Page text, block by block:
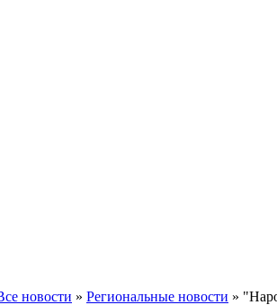
новости » Региональные новости »